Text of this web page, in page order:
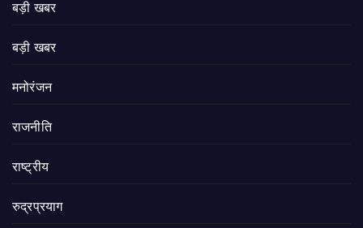
बड़ी खबर
बड़ी खबर
मनोरंजन
राजनीति
राष्ट्रीय
रुद्रप्रयाग